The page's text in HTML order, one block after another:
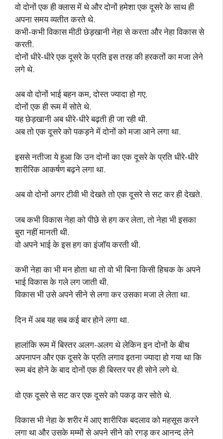
वो दोनों एक ही क्लास में थे और दोनों हमेशा एक दूसरे के साथ ही
अपना समय व्यतीत करते थे.
कभी-कभी विकास मीठी छेड़खानी नेहा से करता और नेहा विकास से
करती.
दोनों धीरे-धीरे एक दूसरे के प्रति इस तरह की हरकतों का मजा लेने
लगे थे.
अब वो दोनों भाई बहन कम, दोस्त ज्यादा हो गए.
दोनों एक ही रूम में सोते थे.
यह छेड़खानी अब धीरे-धीरे बढ़ती ही जा रही थी.
अब तो एक दूसरे को पकड़ने में दोनों को मजा आने लगा था.
इससे नतीजा ये हुआ कि उन दोनों का एक दूसरे के प्रति धीरे-धीरे
शारीरिक आकर्षण बढ़ने लगा था.
अब वो दोनों अगर टीवी भी देखते तो एक दूसरे से सट कर ही देखते.
जब कभी विकास नेहा को पीछे से हग कर लेता, तो नेहा भी इसका
बुरा नहीं मानती थी.
वो अपने भाई के इस हग का इंजॉय करती थी.
कभी नेहा का भी मन होता था तो वो भी बिना किसी हिचक के अपने
भाई विकास के गले लग जाती थी.
विकास भी उसे अपने सीने से लगा कर उसका मजा ले लेता था.
दिन में अब यह सब कई बार होने लगा था.
हालांकि रूम में बिस्तर अलग-अलग थे लेकिन इन दोनों के बीच
अपनापन और एक दूसरे के प्रति लगाव इतना ज्यादा हो गया था कि
रूम बंद होने के बाद दोनों एक ही बिस्तर पर ही सोने लगे थे.
वो एक दूसरे से सट कर एक दूसरे को पकड़ कर सोते थे.
विकास भी नेहा के शरीर में आए शारीरिक बदलाव को महसूस करने
लगा था और उसके मम्मों से अपने सीने को रगड़ कर आनन्द लेने